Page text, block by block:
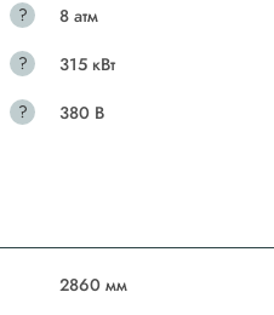
?
8 атм
?
315 кВт
? 380 В
2860 мм